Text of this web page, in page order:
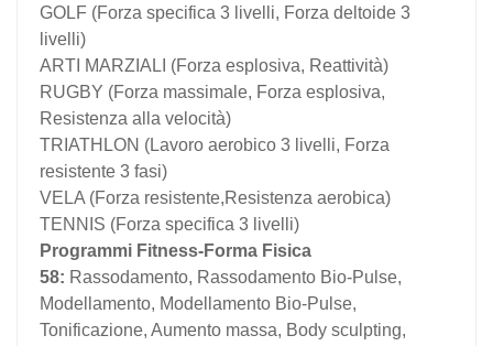
GOLF (Forza specifica 3 livelli, Forza deltoide 3
livelli)
ARTI MARZIALI (Forza esplosiva, Reattività)
RUGBY (Forza massimale, Forza esplosiva,
Resistenza alla velocità)
TRIATHLON (Lavoro aerobico 3 livelli, Forza
resistente 3 fasi)
VELA (Forza resistente,Resistenza aerobica)
TENNIS (Forza specifica 3 livelli)
Programmi Fitness-Forma Fisica
58: Rassodamento, Rassodamento Bio-Pulse,
Modellamento, Modellamento Bio-Pulse,
Tonificazione, Aumento massa, Body sculpting,